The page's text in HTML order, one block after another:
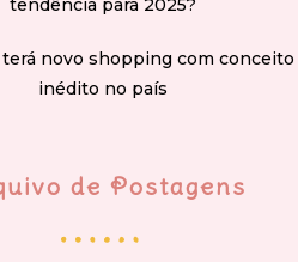
tendência para 2025?
novo shopping com conceito
inédito no país
de Postagens